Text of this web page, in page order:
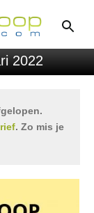
2022
. Zo mis je